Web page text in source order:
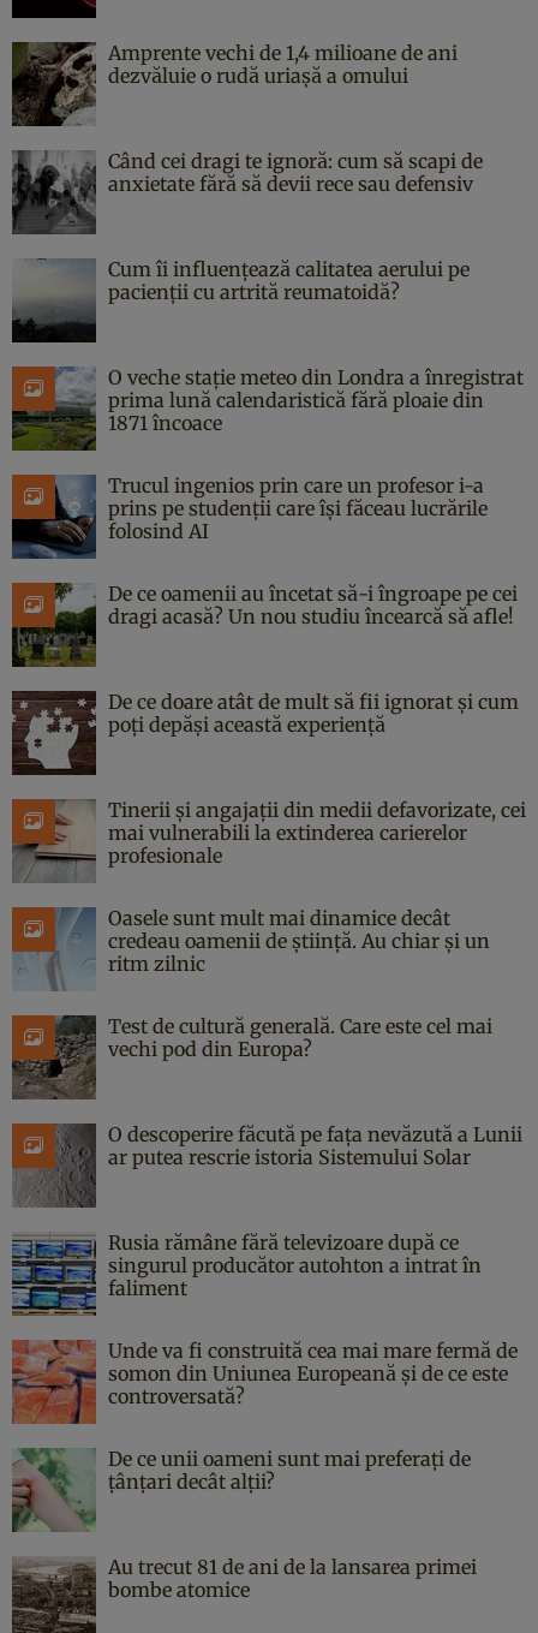
Amprente vechi de 1,4 milioane de ani
dezvăluie o rudă uriașă a omului
Când cei dragi te ignoră: cum să scapi de
anxietate fără să devii rece sau defensiv
Cum îi influențează calitatea aerului pe
pacienții cu artrită reumatoidă?
O veche stație meteo din Londra a înregistrat
prima lună calendaristică fără ploaie din
1871 încoace
Trucul ingenios prin care un profesor i-a
prins pe studenții care își făceau lucrările
folosind AI
De ce oamenii au încetat să-i îngroape pe cei
dragi acasă? Un nou studiu încearcă să afle!
De ce doare atât de mult să fii ignorat și cum
poți depăși această experiență
Tinerii și angajații din medii defavorizate, cei
mai vulnerabili la extinderea carierelor
profesionale
Oasele sunt mult mai dinamice decât
credeau oamenii de știință. Au chiar și un
ritm zilnic
Test de cultură generală. Care este cel mai
vechi pod din Europa?
O descoperire făcută pe fața nevăzută a Lunii
ar putea rescrie istoria Sistemului Solar
Rusia rămâne fără televizoare după ce
singurul producător autohton a intrat în
faliment
Unde va fi construită cea mai mare fermă de
somon din Uniunea Europeană și de ce este
controversată?
De ce unii oameni sunt mai preferați de
țânțari decât alții?
Au trecut 81 de ani de la lansarea primei
bombe atomice